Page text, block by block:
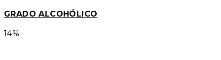
GRADO ALCOHÓLICO
14%